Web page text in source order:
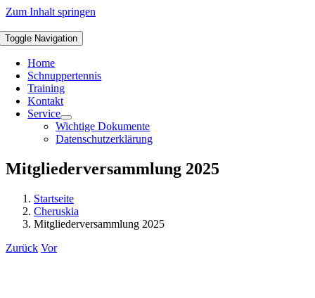
Zum Inhalt springen
Toggle Navigation
Home
Schnuppertennis
Training
Kontakt
Service
Wichtige Dokumente
Datenschutzerklärung
Mitgliederversammlung 2025
Startseite
Cheruskia
Mitgliederversammlung 2025
Zurück Vor